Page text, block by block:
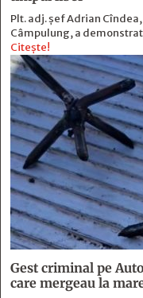
Plt. adj. șef Adrian
Câmpulung, a
Citește!
Gest criminal pe
care mergeau la